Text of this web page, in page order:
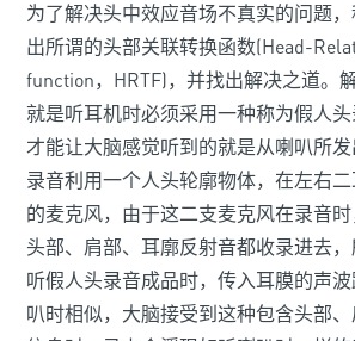
为了解决头中效应音场不真实的问题
出所谓的头部关联转换函数(Head-
function，HRTF)，并找出解决之道。
就是听耳机时必须采用一种称为假人
才能让大脑感觉听到的就是从喇叭所
录音利用一个人头轮廓物体，在左右
的麦克风，由于这二支麦克风在录音
头部、肩部、耳廓反射音都收录进去
听假人头录音成品时，传入耳膜的声
叭时相似，大脑接受到这种包含头部